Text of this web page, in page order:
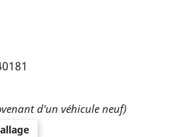
d'un véhicule neuf)